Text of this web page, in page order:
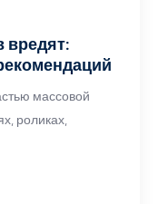
вредят:
массовой
роликах,